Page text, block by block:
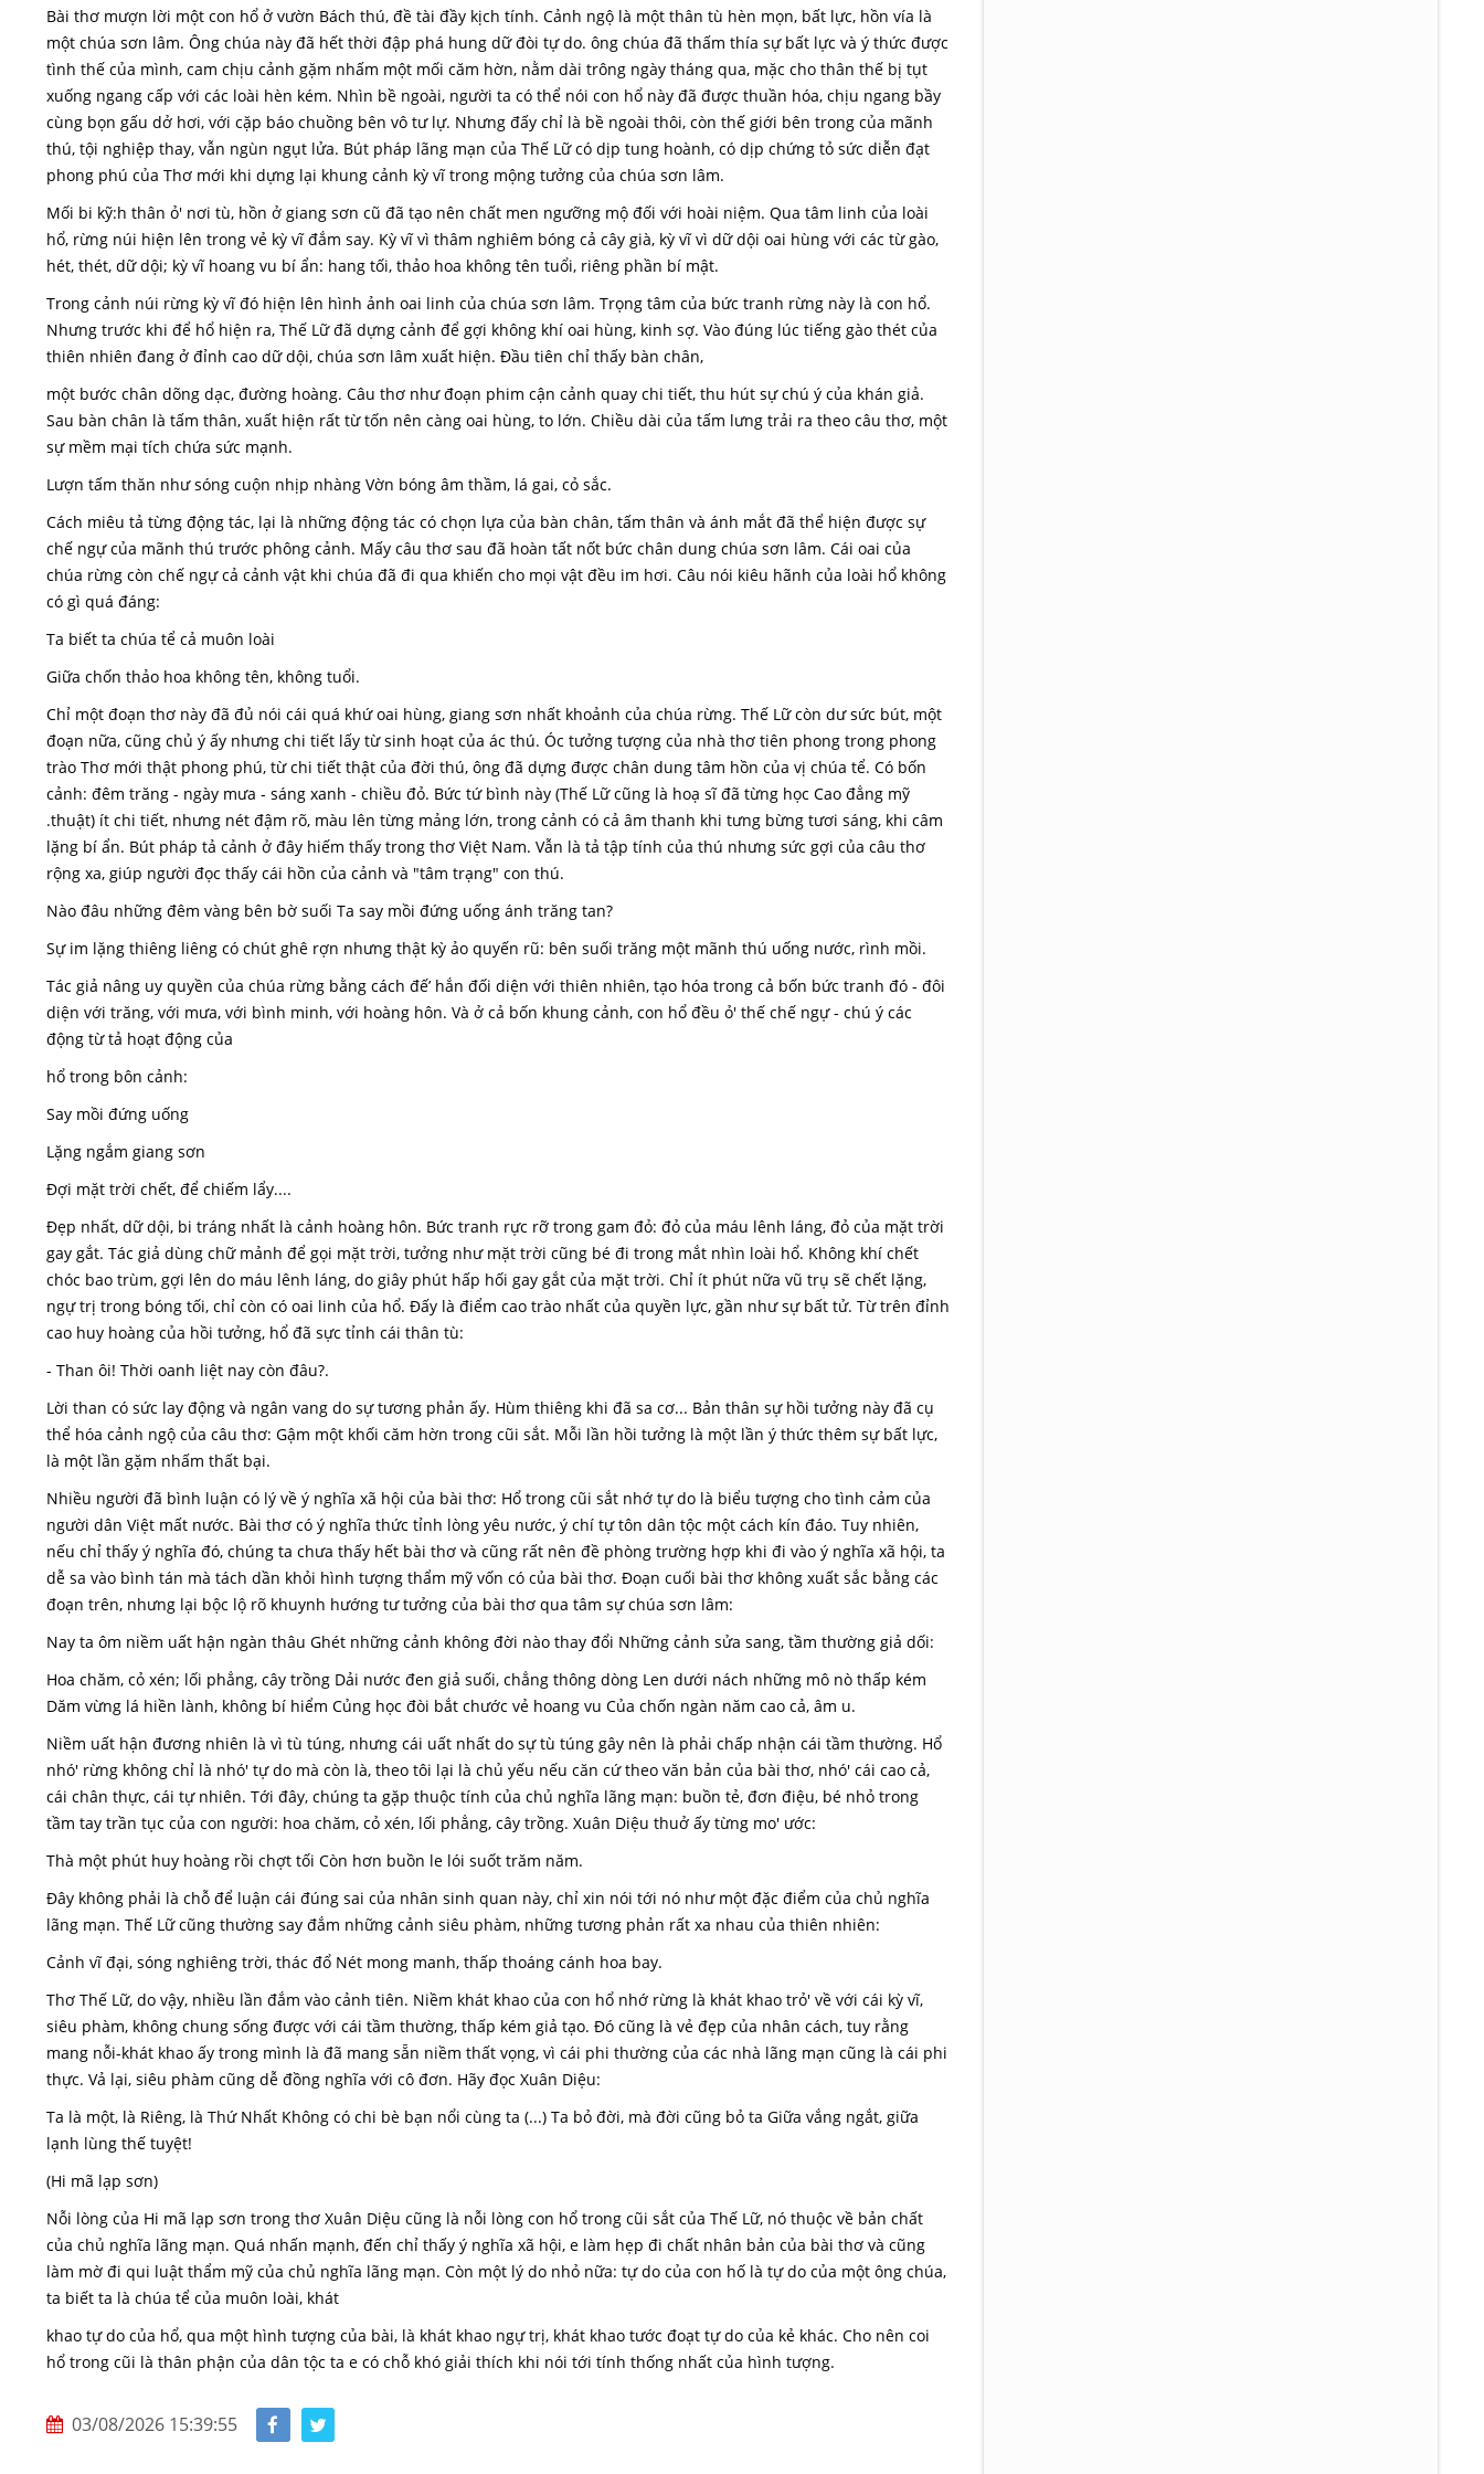
Bài thơ mượn lời một con hổ ở vườn Bách thú, đề tài đầy kịch tính. Cảnh ngộ là một thân tù hèn mọn, bất lực, hồn vía là
một chúa sơn lâm. Ông chúa này đã hết thời đập phá hung dữ đòi tự do. ông chúa đã thấm thía sự bất lực và ý thức được
tình thế của mình, cam chịu cảnh gặm nhấm một mối căm hờn, nằm dài trông ngày tháng qua, mặc cho thân thế bị tụt
xuống ngang cấp với các loài hèn kém. Nhìn bề ngoài, người ta có thể nói con hổ này đã được thuần hóa, chịu ngang bầy
cùng bọn gấu dở hơi, với cặp báo chuồng bên vô tư lự. Nhưng đấy chỉ là bề ngoài thôi, còn thế giới bên trong của mãnh
thú, tội nghiệp thay, vẫn ngùn ngụt lửa. Bút pháp lãng mạn của Thế Lữ có dịp tung hoành, có dịp chứng tỏ sức diễn đạt
phong phú của Thơ mới khi dựng lại khung cảnh kỳ vĩ trong mộng tưởng của chúa sơn lâm.
Mối bi kỹ:h thân ỏ' nơi tù, hồn ở giang sơn cũ đã tạo nên chất men ngưỡng mộ đối với hoài niệm. Qua tâm linh của loài
hổ, rừng núi hiện lên trong vẻ kỳ vĩ đắm say. Kỳ vĩ vì thâm nghiêm bóng cả cây già, kỳ vĩ vì dữ dội oai hùng với các từ gào,
hét, thét, dữ dội; kỳ vĩ hoang vu bí ẩn: hang tối, thảo hoa không tên tuổi, riêng phần bí mật.
Trong cảnh núi rừng kỳ vĩ đó hiện lên hình ảnh oai linh của chúa sơn lâm. Trọng tâm của bức tranh rừng này là con hổ.
Nhưng trước khi để hổ hiện ra, Thế Lữ đã dựng cảnh để gợi không khí oai hùng, kinh sợ. Vào đúng lúc tiếng gào thét của
thiên nhiên đang ở đỉnh cao dữ dội, chúa sơn lâm xuất hiện. Đầu tiên chỉ thấy bàn chân,
một bước chân dõng dạc, đường hoàng. Câu thơ như đoạn phim cận cảnh quay chi tiết, thu hút sự chú ý của khán giả.
Sau bàn chân là tấm thân, xuất hiện rất từ tốn nên càng oai hùng, to lớn. Chiều dài của tấm lưng trải ra theo câu thơ, một
sự mềm mại tích chứa sức mạnh.
Lượn tấm thăn như sóng cuộn nhịp nhàng Vờn bóng âm thầm, lá gai, cỏ sắc.
Cách miêu tả từng động tác, lại là những động tác có chọn lựa của bàn chân, tấm thân và ánh mắt đã thể hiện được sự
chế ngự của mãnh thú trước phông cảnh. Mấy câu thơ sau đã hoàn tất nốt bức chân dung chúa sơn lâm. Cái oai của
chúa rừng còn chế ngự cả cảnh vật khi chúa đã đi qua khiến cho mọi vật đều im hơi. Câu nói kiêu hãnh của loài hổ không
có gì quá đáng:
Ta biết ta chúa tể cả muôn loài
Giữa chốn thảo hoa không tên, không tuổi.
Chỉ một đoạn thơ này đã đủ nói cái quá khứ oai hùng, giang sơn nhất khoảnh của chúa rừng. Thế Lữ còn dư sức bút, một
đoạn nữa, cũng chủ ý ấy nhưng chi tiết lấy từ sinh hoạt của ác thú. Óc tưởng tượng của nhà thơ tiên phong trong phong
trào Thơ mới thật phong phú, từ chi tiết thật của đời thú, ông đã dựng được chân dung tâm hồn của vị chúa tể. Có bốn
cảnh: đêm trăng - ngày mưa - sáng xanh - chiều đỏ. Bức tứ bình này (Thế Lữ cũng là hoạ sĩ đã từng học Cao đẳng mỹ
.thuật) ít chi tiết, nhưng nét đậm rõ, màu lên từng mảng lớn, trong cảnh có cả âm thanh khi tưng bừng tươi sáng, khi câm
lặng bí ẩn. Bút pháp tả cảnh ở đây hiếm thấy trong thơ Việt Nam. Vẫn là tả tập tính của thú nhưng sức gợi của câu thơ
rộng xa, giúp người đọc thấy cái hồn của cảnh và "tâm trạng" con thú.
Nào đâu những đêm vàng bên bờ suối Ta say mồi đứng uống ánh trăng tan?
Sự im lặng thiêng liêng có chút ghê rợn nhưng thật kỳ ảo quyến rũ: bên suối trăng một mãnh thú uống nước, rình mồi.
Tác giả nâng uy quyền của chúa rừng bằng cách đế’ hắn đối diện với thiên nhiên, tạo hóa trong cả bốn bức tranh đó - đôi
diện với trăng, với mưa, với bình minh, với hoàng hôn. Và ở cả bốn khung cảnh, con hổ đều ỏ' thế chế ngự - chú ý các
động từ tả hoạt động của
hổ trong bôn cảnh:
Say mồi đứng uống
Lặng ngắm giang sơn
Đợi mặt trời chết, để chiếm lẩy....
Đẹp nhất, dữ dội, bi tráng nhất là cảnh hoàng hôn. Bức tranh rực rỡ trong gam đỏ: đỏ của máu lênh láng, đỏ của mặt trời
gay gắt. Tác giả dùng chữ mảnh để gọi mặt trời, tưởng như mặt trời cũng bé đi trong mắt nhìn loài hổ. Không khí chết
chóc bao trùm, gợi lên do máu lênh láng, do giây phút hấp hối gay gắt của mặt trời. Chỉ ít phút nữa vũ trụ sẽ chết lặng,
ngự trị trong bóng tối, chỉ còn có oai linh của hổ. Đấy là điểm cao trào nhất của quyền lực, gần như sự bất tử. Từ trên đỉnh
cao huy hoàng của hồi tưởng, hổ đã sực tỉnh cái thân tù:
- Than ôi! Thời oanh liệt nay còn đâu?.
Lời than có sức lay động và ngân vang do sự tương phản ấy. Hùm thiêng khi đã sa cơ... Bản thân sự hồi tưởng này đã cụ
thể hóa cảnh ngộ của câu thơ: Gậm một khối căm hờn trong cũi sắt. Mỗi lần hồi tưởng là một lần ý thức thêm sự bất lực,
là một lần gặm nhấm thất bại.
Nhiều người đã bình luận có lý về ý nghĩa xã hội của bài thơ: Hổ trong cũi sắt nhớ tự do là biểu tượng cho tình cảm của
người dân Việt mất nước. Bài thơ có ý nghĩa thức tỉnh lòng yêu nước, ý chí tự tôn dân tộc một cách kín đáo. Tuy nhiên,
nếu chỉ thấy ý nghĩa đó, chúng ta chưa thấy hết bài thơ và cũng rất nên đề phòng trường hợp khi đi vào ý nghĩa xã hội, ta
dễ sa vào bình tán mà tách dần khỏi hình tượng thẩm mỹ vốn có của bài thơ. Đoạn cuối bài thơ không xuất sắc bằng các
đoạn trên, nhưng lại bộc lộ rõ khuynh hướng tư tưởng của bài thơ qua tâm sự chúa sơn lâm:
Nay ta ôm niềm uất hận ngàn thâu Ghét những cảnh không đời nào thay đổi Những cảnh sửa sang, tầm thường giả dối:
Hoa chăm, cỏ xén; lối phẳng, cây trồng Dải nước đen giả suối, chẳng thông dòng Len dưới nách những mô nò thấp kém
Dăm vừng lá hiền lành, không bí hiểm Củng học đòi bắt chước vẻ hoang vu Của chốn ngàn năm cao cả, âm u.
Niềm uất hận đương nhiên là vì tù túng, nhưng cái uất nhất do sự tù túng gây nên là phải chấp nhận cái tầm thường. Hổ
nhó' rừng không chỉ là nhó' tự do mà còn là, theo tôi lại là chủ yếu nếu căn cứ theo văn bản của bài thơ, nhó' cái cao cả,
cái chân thực, cái tự nhiên. Tới đây, chúng ta gặp thuộc tính của chủ nghĩa lãng mạn: buồn tẻ, đơn điệu, bé nhỏ trong
tầm tay trần tục của con người: hoa chăm, cỏ xén, lối phẳng, cây trồng. Xuân Diệu thuở ấy từng mo' ước:
Thà một phút huy hoàng rồi chợt tối Còn hơn buồn le lói suốt trăm năm.
Đây không phải là chỗ để luận cái đúng sai của nhân sinh quan này, chỉ xin nói tới nó như một đặc điểm của chủ nghĩa
lãng mạn. Thế Lữ cũng thường say đắm những cảnh siêu phàm, những tương phản rất xa nhau của thiên nhiên:
Cảnh vĩ đại, sóng nghiêng trời, thác đổ Nét mong manh, thấp thoáng cánh hoa bay.
Thơ Thế Lữ, do vậy, nhiều lần đắm vào cảnh tiên. Niềm khát khao của con hổ nhớ rừng là khát khao trỏ' về với cái kỳ vĩ,
siêu phàm, không chung sống được với cái tầm thường, thấp kém giả tạo. Đó cũng là vẻ đẹp của nhân cách, tuy rằng
mang nỗi-khát khao ấy trong mình là đã mang sẵn niềm thất vọng, vì cái phi thường của các nhà lãng mạn cũng là cái phi
thực. Vả lại, siêu phàm cũng dễ đồng nghĩa với cô đơn. Hãy đọc Xuân Diệu:
Ta là một, là Riêng, là Thứ Nhất Không có chi bè bạn nổi cùng ta (...) Ta bỏ đời, mà đời cũng bỏ ta Giữa vắng ngắt, giữa
lạnh lùng thế tuyệt!
(Hi mã lạp sơn)
Nỗi lòng của Hi mã lạp sơn trong thơ Xuân Diệu cũng là nỗi lòng con hổ trong cũi sắt của Thế Lữ, nó thuộc về bản chất
của chủ nghĩa lãng mạn. Quá nhấn mạnh, đến chỉ thấy ý nghĩa xã hội, e làm hẹp đi chất nhân bản của bài thơ và cũng
làm mờ đi qui luật thẩm mỹ của chủ nghĩa lãng mạn. Còn một lý do nhỏ nữa: tự do của con hố là tự do của một ông chúa,
ta biết ta là chúa tể của muôn loài, khát
khao tự do của hổ, qua một hình tượng của bài, là khát khao ngự trị, khát khao tước đoạt tự do của kẻ khác. Cho nên coi
hổ trong cũi là thân phận của dân tộc ta e có chỗ khó giải thích khi nói tới tính thống nhất của hình tượng.
03/08/2026 15:39:55